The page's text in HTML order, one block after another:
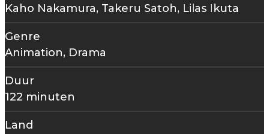
Kaho Nakamura, Takeru Satoh, Lilas Ikuta
Genre
Animation, Drama
Duur
122 minuten
Land